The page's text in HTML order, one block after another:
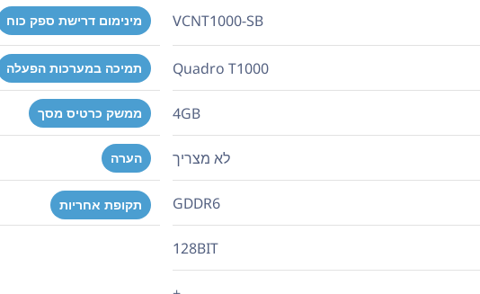
VCNT1000-SB
Quadro T1000
4GB
לא מצריך
GDDR6
128BIT
מינימום דרישת ספק כוח
תמיכה במערכות הפעלה
ממשק כרטיס מסך
הערה
תקופת אחריות